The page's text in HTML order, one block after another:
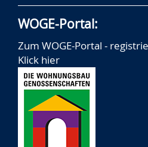
WOGE-Portal:
Zum WOGE-Portal -
Klick hier